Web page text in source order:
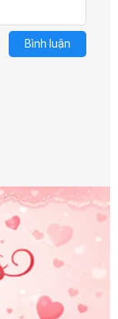
Bình luận